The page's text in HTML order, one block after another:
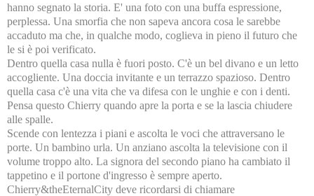
hanno segnato la storia. E' una foto con una buffa espressione,
perplessa. Una smorfia che non sapeva ancora cosa le sarebbe
accaduto ma che, in qualche modo, coglieva in pieno il futuro che
le si è poi verificato.
Dentro quella casa nulla è fuori posto. C'è un bel divano e un letto
accogliente. Una doccia invitante e un terrazzo spazioso. Dentro
quella casa c'è una vita che va difesa con le unghie e con i denti.
Pensa questo Chierry quando apre la porta e se la lascia chiudere
alle spalle.
Scende con lentezza i piani e ascolta le voci che attraversano le
porte. Un bambino urla. Un anziano ascolta la televisione con il
volume troppo alto. La signora del secondo piano ha cambiato il
tappetino e il portone d'ingresso è sempre aperto.
Chierry&theEternalCity deve ricordarsi di chiamare